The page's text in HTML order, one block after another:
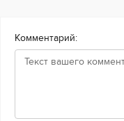
Комментарий: